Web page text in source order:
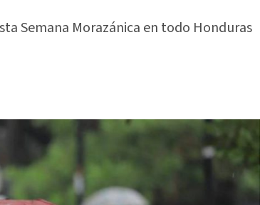
Semana Morazánica en todo Honduras